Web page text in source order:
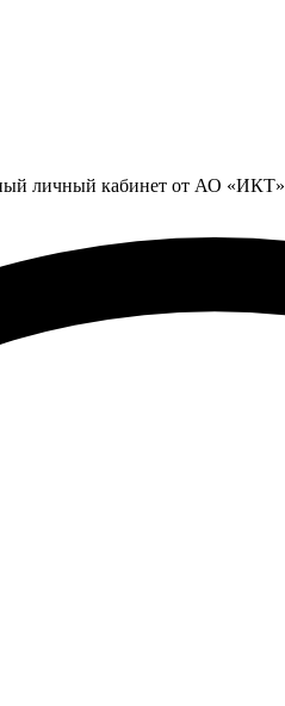
личный кабинет от АО «ИКТ»